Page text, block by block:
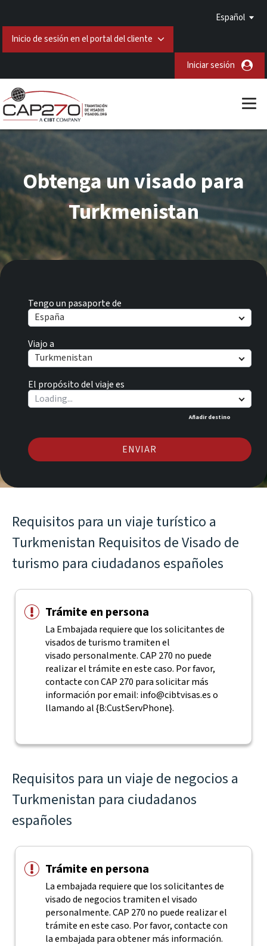
Español
Inicio de sesión en el portal del cliente
Iniciar sesión
Tengo un pasaporte de
España
Viajo a
Turkmenistan
El propósito del viaje es
Añadir destino
ENVIAR
Obtenga un visado para
Turkmenistan
Requisitos para un viaje turístico a
Turkmenistan Requisitos de Visado de
turismo para ciudadanos españoles
Trámite en persona
La Embajada requiere que los solicitantes de
visados de turismo tramiten el
visado personalmente. CAP 270 no puede
realizar el trámite en este caso. Por favor,
contacte con CAP 270 para solicitar más
información por email: info@cibtvisas.eso
llamando al {B:CustServPhone}.
Requisitos para un viaje de negocios a
Turkmenistan para ciudadanos
españoles
Trámite en persona
La embajada requiere que los solicitantes de
visado de negocios tramiten el visado
personalmente. CAP 270 no puede realizar el
trámite en este caso. Por favor, contacte con
la embajada para obtener más información.